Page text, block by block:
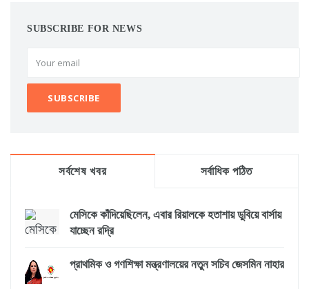
SUBSCRIBE FOR NEWS
সর্বশেষ খবর সর্বাধিক পঠিত
মেসিকে কাঁদিয়েছিলেন, এবার রিয়ালকে হতাশায় ডুবিয়ে বার্সায়
যাচ্ছেন রদ্রি
প্রাথমিক ও গণশিক্ষা মন্ত্রণালয়ের নতুন সচিব জেসমিন নাহার